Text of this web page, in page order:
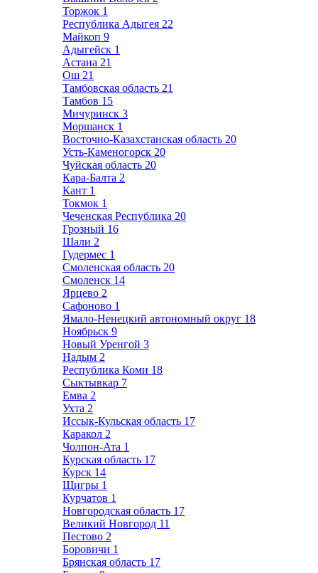
Торжок 1
Республика Адыгея 22
Майкоп 9
Адыгейск 1
Астана 21
Ош 21
Тамбовская область 21
Тамбов 15
Мичуринск 3
Моршанск 1
Восточно-Казахстанская область 20
Усть-Каменогорск 20
Чуйская область 20
Кара-Балта 2
Кант 1
Токмок 1
Чеченская Республика 20
Грозный 16
Шали 2
Гудермес 1
Смоленская область 20
Смоленск 14
Ярцево 2
Сафоново 1
Ямало-Ненецкий автономный округ 18
Ноябрьск 9
Новый Уренгой 3
Надым 2
Республика Коми 18
Сыктывкар 7
Емва 2
Ухта 2
Иссык-Кульская область 17
Каракол 2
Чолпон-Ата 1
Курская область 17
Курск 14
Щигры 1
Курчатов 1
Новгородская область 17
Великий Новгород 11
Пестово 2
Боровичи 1
Брянская область 17